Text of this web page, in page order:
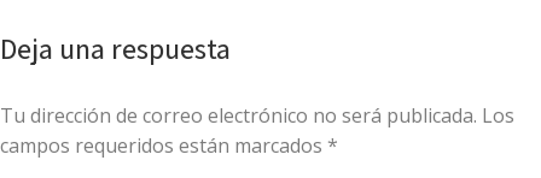
Deja una respuesta
Tu dirección de correo electrónico no será publicada. Los
campos requeridos están marcados *